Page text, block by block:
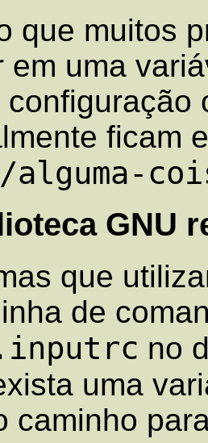
que muitos
em uma
ficam
GNU
que
de
no
uma
caminho